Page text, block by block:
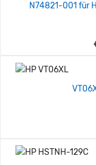
N74821-001 für